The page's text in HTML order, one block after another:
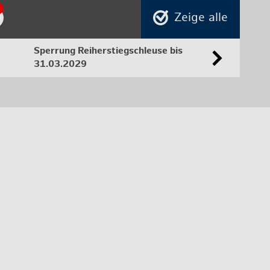
Zeige alle
Sper­rung Rei­her­stiegschleu­se bis
31.03.2029